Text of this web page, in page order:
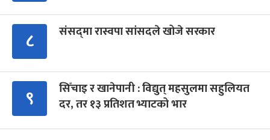
८ संसद्‍मा रास्वपा सांसदले खोजे सरकार
९
सिँचाइ र खानेपानी : विद्युत् महसुलमा सहुलियत
दर, तर १३ प्रतिशत भ्याटको भार